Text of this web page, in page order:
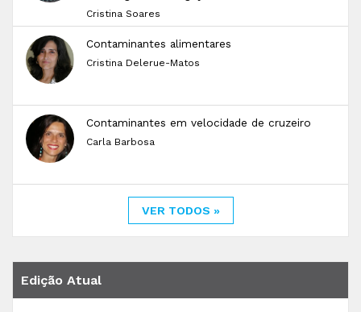
Cristina Soares
Contaminantes alimentares
Cristina Delerue-Matos
Contaminantes em velocidade de cruzeiro
Carla Barbosa
VER TODOS »
Edição Atual